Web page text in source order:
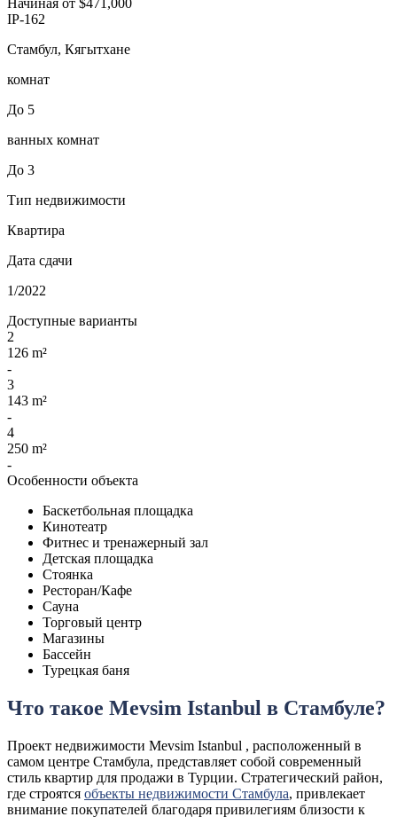
IP-162
Стамбул, Кягытхане
комнат
До 5
ванных комнат
До 3
Тип недвижимости
Квартира
Дата сдачи
1/2022
Доступные варианты
2
126 m²
-
3
143 m²
-
4
250 m²
-
Особенности объекта
Баскетбольная площадка
Кинотеатр
Фитнес и тренажерный зал
Детская площадка
Стоянка
Ресторан/Кафе
Сауна
Торговый центр
Магазины
Бассейн
Турецкая баня
Что такое Mevsim Istanbul в Стамбуле?
Проект недвижимости Mevsim Istanbul , расположенный в
самом центре Стамбула, представляет собой современный
стиль квартир для продажи в Турции. Стратегический район,
где строятся объекты недвижимости Стамбула, привлекает
внимание покупателей благодаря привилегиям близости к